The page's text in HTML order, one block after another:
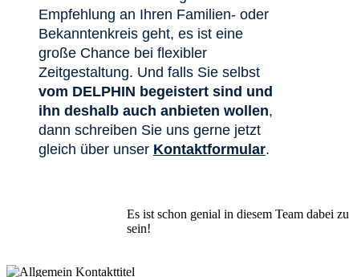
Empfehlung an Ihren Familien- oder
Bekanntenkreis geht, es ist eine
große Chance bei flexibler
Zeitgestaltung. Und falls Sie selbst
vom DELPHIN begeistert sind und
ihn deshalb auch anbieten wollen,
dann schreiben Sie uns gerne jetzt
gleich über unser Kontaktformular.
Es ist schon genial in diesem Team dabei zu
sein!